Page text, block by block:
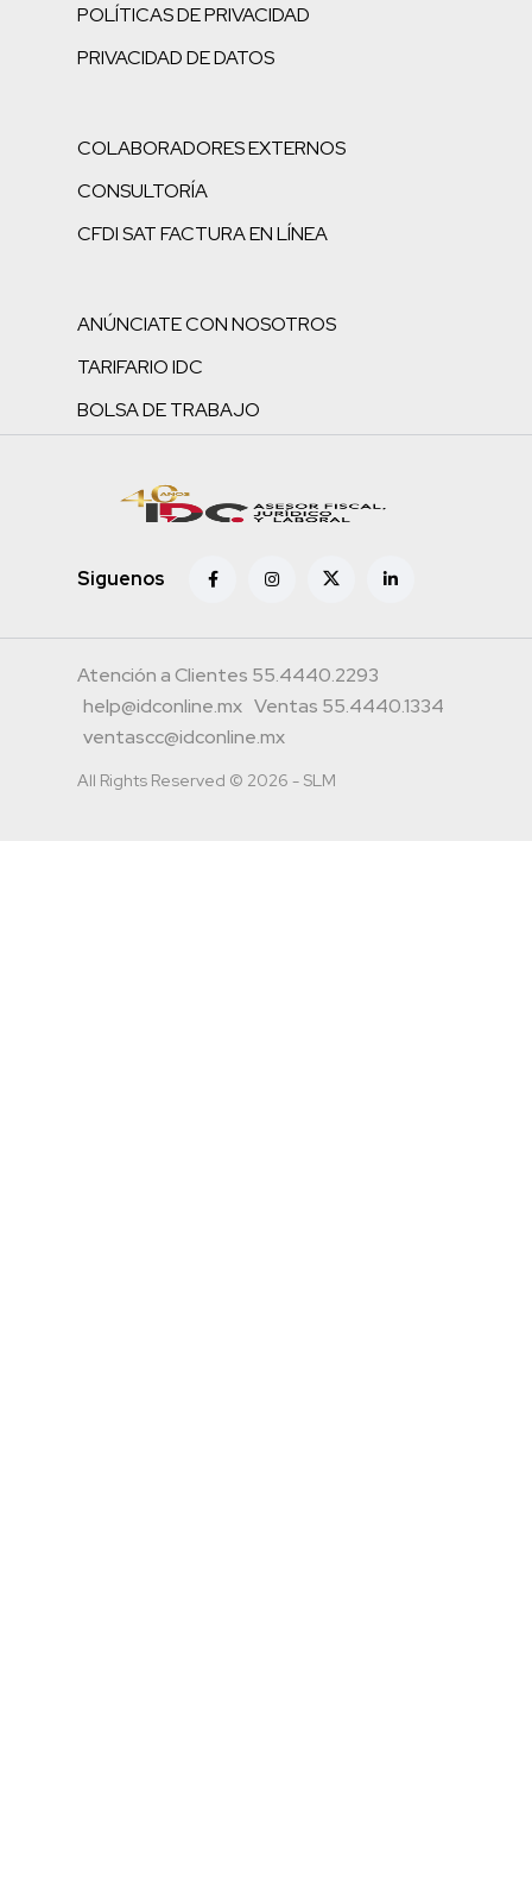
POLÍTICAS DE PRIVACIDAD
PRIVACIDAD DE DATOS
COLABORADORES EXTERNOS
CONSULTORÍA
CFDI SAT FACTURA EN LÍNEA
ANÚNCIATE CON NOSOTROS
TARIFARIO IDC
BOLSA DE TRABAJO
Siguenos
Atención a Clientes 55.4440.2293
help@idconline.mx Ventas 55.4440.1334
ventascc@idconline.mx
All Rights Reserved © 2026 - SLM